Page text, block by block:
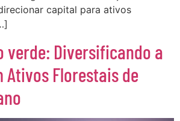
capital para ativos
verde: Diversificando a
Ativos Florestais de